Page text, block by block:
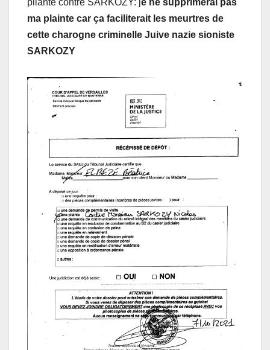
pliante contre SARKOZY: je ne supprimerai pas
ma plainte car ça faciliterait les meurtres de
cette charogne criminelle Juive nazie sioniste
SARKOZY